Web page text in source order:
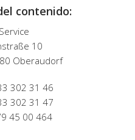
contenido:
10
Oberaudorf
302 31 46
302 31 47
45 00 464